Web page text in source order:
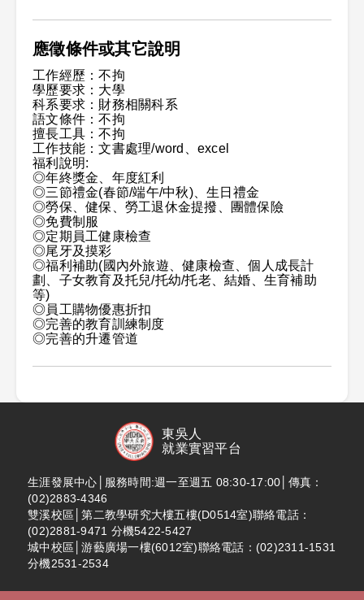
應徵條件或其它說明
工作經歷：不拘
學歷要求：大學
科系要求：財務相關科系
語文條件：不拘
擅長工具：不拘
工作技能：文書處理/word、excel
福利說明:
◎年終獎金、年度紅利
◎三節禮金(春節/端午/中秋)、生日禮金
◎勞保、健保、勞工退休金提撥、團體保險
◎免費制服
◎定期員工健康檢查
◎尾牙及摸彩
◎福利補助(國內外旅遊、健康檢查、個人成長計
劃、子女教育及托兒/托幼/托老、結婚、生育補助
等)
◎員工購物優惠折扣
◎完善的教育訓練制度
◎完善的升遷管道
東吳人
就業實習平台
生涯發展中心│服務時間:週一至週五 08:30-17:00│傳真：
(02)2883-4346
雙溪校區│第二教學研究大樓五樓(D0514室)聯絡電話：
(02)2881-9471 分機5422-5427
城中校區│游藝廣場一樓(6012室)聯絡電話：(02)2311-1531
分機2531-2534